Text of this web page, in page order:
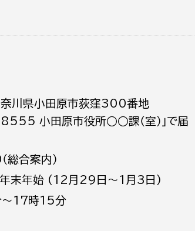
県小田原市荻窪300番地
小田原市役所○○課（室）」で届
合案内）
年末年始 (12月29日～1月3日)
17時15分